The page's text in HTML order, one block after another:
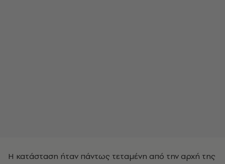
Η κατάσταση ήταν πάντως τεταμένη από την αρχή της